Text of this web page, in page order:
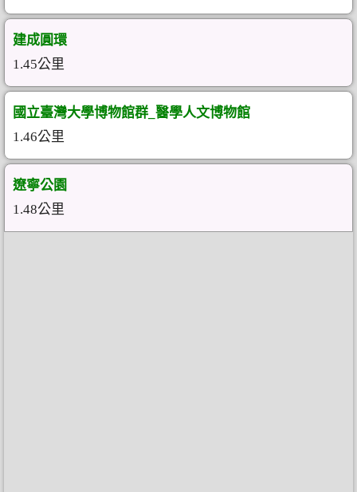
建成圓環
1.45公里
國立臺灣大學博物館群_醫學人文博物館
1.46公里
遼寧公園
1.48公里